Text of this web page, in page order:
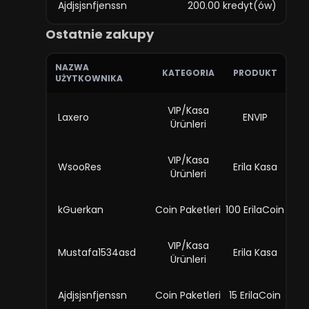
Ajdjsjsnfjenssn 200.00 kredyt(ów)
Ostatnie zakupy
NAZWA
UŻYTKOWNIKA
KATEGORIA PRODUKT
Laxero
VIP/Kasa
Ürünleri
ENVIP
WsooRes
VIP/Kasa
Ürünleri
Erila Kasa
kGuerkan Coin Paketleri 100 ErilaCoin
Mustafa1534asd
VIP/Kasa
Ürünleri
Erila Kasa
Ajdjsjsnfjenssn Coin Paketleri 15 ErilaCoin